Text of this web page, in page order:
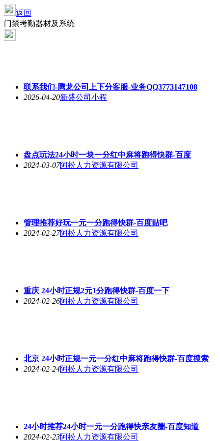
返回
门禁考勤器材及系统
联系我们-腾龙公司上下分客服-业务QQ3773147108
2026-04-20新盛公司小程
盘点玩法24小时一块一分红中麻将跑得快群-百度
2024-03-07阿松人力资源有限公司
管理推荐好玩一元一分跑得快群-百度贴吧
2024-02-27阿松人力资源有限公司
重庆 24小时正规2元1分跑得快群-百度一下
2024-02-26阿松人力资源有限公司
北京 24小时正规一元一分红中麻将跑得快群-百度搜索
2024-02-24阿松人力资源有限公司
24小时推荐24小时一元一分跑得快亲友圈-百度知道
2024-02-23阿松人力资源有限公司